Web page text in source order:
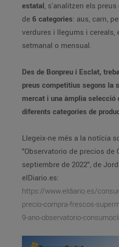
estatal, s'analitzen els
de 6 categories: aus, carn,
verdures i llegums i cereals,
setmanal o mensual.
Des de Bonpreu i Esclat,
preus competitius segons la
mercat i una àmplia selecció
diferents categories de
Llegeix-ne més a la notícia
"Observatorio de precios de
septiembre de 2022", de
elDiario.es:
https://www.eldiario.es/
precio-compra-frescos-
9-ano-observatorio-